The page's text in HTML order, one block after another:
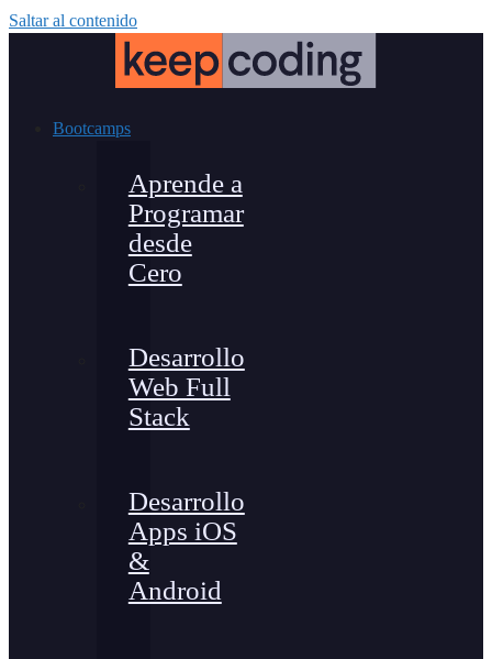
Saltar al contenido
Bootcamps
Aprende a
Programar
desde
Cero
Desarrollo
Web Full
Stack
Desarrollo
Apps iOS
&
Android